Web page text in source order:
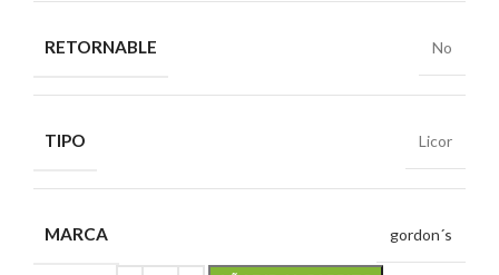
RETORNABLE No
TIPO Licor
MARCA gordon´s